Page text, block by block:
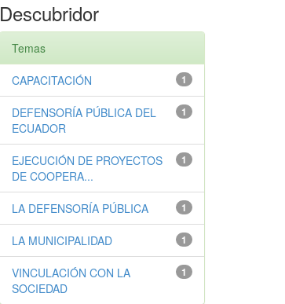
Descubridor
Temas
1
CAPACITACIÓN
1
DEFENSORÍA PÚBLICA DEL
ECUADOR
1
EJECUCIÓN DE PROYECTOS
DE COOPERA...
1
LA DEFENSORÍA PÚBLICA
1
LA MUNICIPALIDAD
1
VINCULACIÓN CON LA
SOCIEDAD